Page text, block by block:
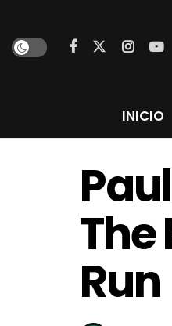
INICIO
Run